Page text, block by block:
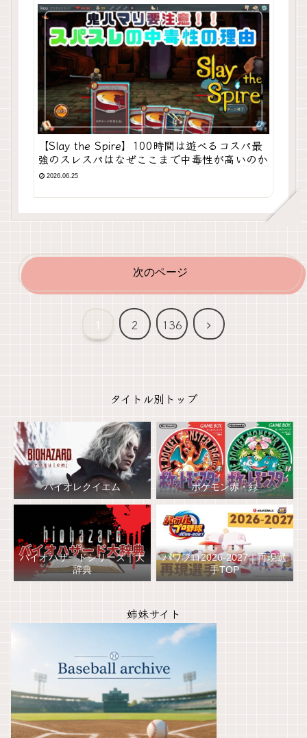
【Slay the Spire】100時間は遊べるコスパ最
強のスレスパはなぜここまで中毒性が高いのか
2026.06.25
次のページ
1 2 136
次
タイトル別トップ
バイオレクイエム ポケモン赤・緑
バイオハザードシリーズ｜大
辞典
パワプロ2026-2027｜再現選
手TOP
姉妹サイト